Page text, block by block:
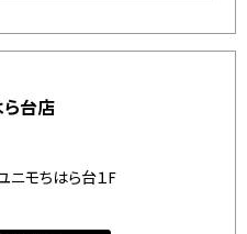
台店
モちはら台１F